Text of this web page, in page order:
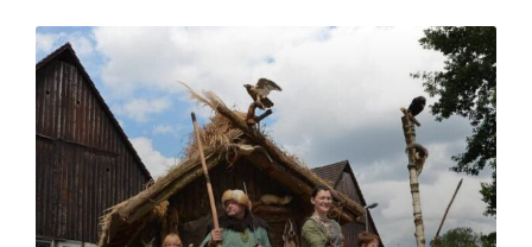
Mehr
erfahren